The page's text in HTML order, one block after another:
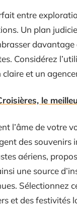
entre
Un plan
Considérez
et un
le
l’âme de votre
des
aériens,
une source
Sélectionnez
et des festivités